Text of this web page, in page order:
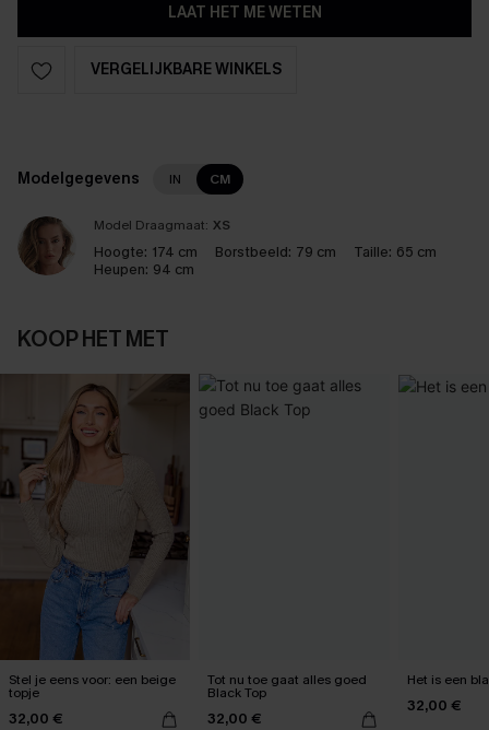
LAAT HET ME WETEN
VERGELIJKBARE WINKELS
Modelgegevens IN CM
Model Draagmaat: XS
Hoogte: 174 cm Borstbeeld: 79 cm Taille: 65 cm
Heupen: 94 cm
KOOP HET MET
Stel je eens voor: een beige
topje
32,00 €
Tot nu toe gaat alles goed
Black Top
32,00 €
Het is een
32,00 €